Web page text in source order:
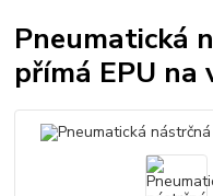
Pneumatická
přímá EPU na